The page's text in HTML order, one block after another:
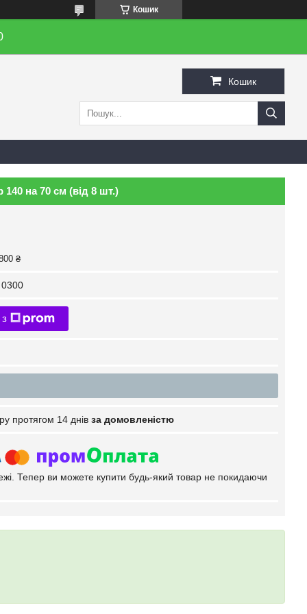
Кошик
Кошик
на 70 см (від 8 шт.)
₴
протягом 14 днів за домовленістю
Тепер ви можете купити будь-який товар не покидаючи